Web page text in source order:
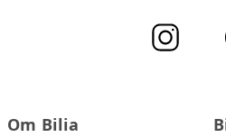
Om Bilia